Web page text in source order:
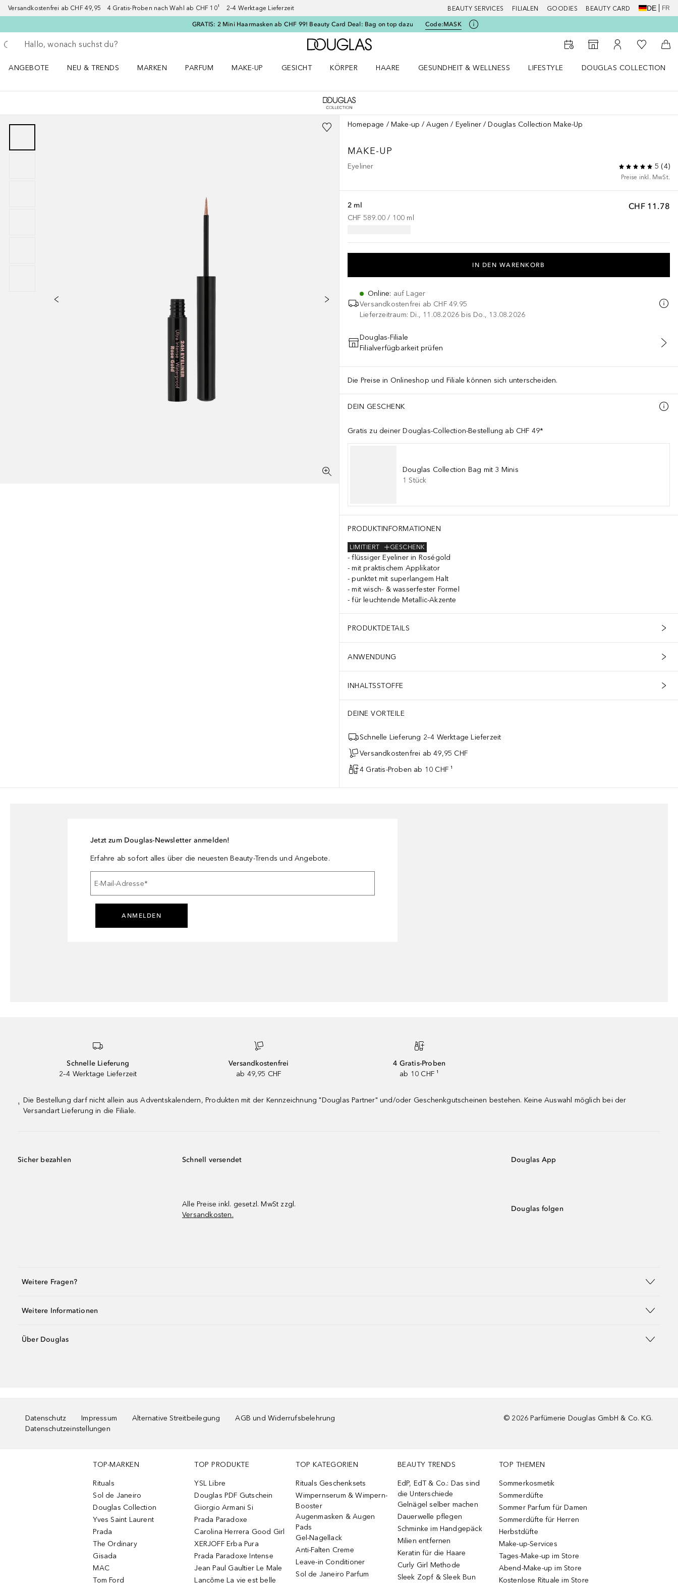
Versandkostenfrei ab CHF 49,95 4 Gratis-Proben nach Wahl ab CHF 10¹ 2–4 Werktage Lieferzeit BEAUTY SERVICES FILIALEN GOODIES BEAUTY CARD DE FR
GRATIS: 2 Mini Haarmasken ab CHF 99! Beauty Card Deal: Bag on top dazu Code:MASK
Gehe zurück
Suche ausführen
Zur Douglas Startseite
Zum Storefinder
Zu Meinem
Zu Meiner
ANGEBOTE
NEU & TRENDS
MARKEN
PARFUM
MAKE-UP
GESICHT
KÖRPER
HAARE
GESUNDHEIT & WELLNESS
LIFESTYLE
DOUGLAS COLLECTION
Homepage Make-up Augen Eyeliner Douglas Collection Make-Up
MAKE-UP
Eyeliner 5 (4)
Preise inkl. MwSt.
CHF 11.78
2 ml
CHF 589.00 / 100 ml
IN DEN WARENKORB
Online: auf Lager
Versandkostenfrei ab CHF 49.95
Lieferzeitraum: Di., 11.08.2026 bis Do., 13.08.2026
Douglas-Filiale
Filialverfügbarkeit prüfen
Die Preise in Onlineshop und Filiale können sich unterscheiden.
DEIN GESCHENK
Gratis zu deiner Douglas-Collection-Bestellung ab CHF 49*
Douglas Collection Bag mit 3 Minis
1 Stück
PRODUKTINFORMATIONEN
GESCHENK
LIMITIERT
flüssiger Eyeliner in Roségold
mit praktischem Applikator
punktet mit superlangem Halt
mit wisch- & wasserfester Formel
für leuchtende Metallic-Akzente
PRODUKTDETAILS
ANWENDUNG
INHALTSSTOFFE
DEINE VORTEILE
Schnelle Lieferung 2–4 Werktage Lieferzeit
Versandkostenfrei ab 49,95 CHF
4 Gratis-Proben ab 10 CHF ¹
Jetzt zum Douglas-Newsletter anmelden!
Erfahre ab sofort alles über die neuesten Beauty-Trends und Angebote.
E-Mail-Adresse*
ANMELDEN
Schnelle Lieferung
2–4 Werktage Lieferzeit
Versandkostenfrei
ab 49,95 CHF
4 Gratis-Proben
ab 10 CHF ¹
¹
Die Bestellung darf nicht allein aus Adventskalendern, Produkten mit der Kennzeichnung "Douglas Partner" und/oder Geschenkgutscheinen bestehen. Keine Auswahl möglich bei der
Versandart Lieferung in die Filiale.
Sicher bezahlen Schnell versendet
Alle Preise inkl. gesetzl. MwSt zzgl.
Versandkosten.
Douglas App
Douglas folgen
Weitere Fragen?
Weitere Informationen
Über Douglas
Datenschutz Impressum Alternative Streitbeilegung
AGB und Widerrufsbelehrung
Datenschutzeinstellungen
© 2026 Parfümerie Douglas GmbH & Co. KG.
TOP-MARKEN
Rituals
Sol de Janeiro
Douglas Collection
Yves Saint Laurent
Prada
The Ordinary
Gisada
MAC
Tom Ford
TOP PRODUKTE
YSL Libre
Douglas PDF Gutschein
Giorgio Armani Si
Prada Paradoxe
Carolina Herrera Good Girl
XERJOFF Erba Pura
Prada Paradoxe Intense
Jean Paul Gaultier Le Male
Lancôme La vie est belle
TOP KATEGORIEN
Rituals Geschenksets
Wimpernserum & Wimpern-
Booster
Augenmasken & Augen
Pads
Gel-Nagellack
Anti-Falten Creme
Leave-in Conditioner
Sol de Janeiro Parfum
BEAUTY TRENDS
EdP, EdT & Co.: Das sind
die Unterschiede
Gelnägel selber machen
Dauerwelle pflegen
Schminke im Handgepäck
Milien entfernen
Keratin für die Haare
Curly Girl Methode
Sleek Zopf & Sleek Bun
TOP THEMEN
Sommerkosmetik
Sommerdüfte
Sommer Parfum für Damen
Sommerdüfte für Herren
Herbstdüfte
Make-up-Services
Tages-Make-up im Store
Abend-Make-up im Store
Kostenlose Rituale im Store